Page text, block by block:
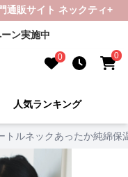
通販サイト ネックティ+
ン実施中
0 0
人気ランキング
トルネックあったか純綿保